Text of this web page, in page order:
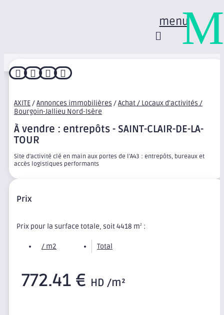
menu
   
AXITE/Annonces immobilières /Achat / Locaux d'activités /
Bourgoin-Jallieu Nord-Isère
À vendre : entrepôts - SAINT-CLAIR-DE-LA-
TOUR
Site d'activité clé en main aux portes de l'A43 : entrepôts, bureaux et
accès logistiques performants
Prix
Prix pour la surface totale, soit 4418 m2 :
/ m2 Total
772.41 € HD /m²
M